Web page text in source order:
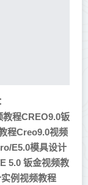
教程CREO9.0钣
程Creo9.0视频
E5.0模具设计
5.0 钣金视频教
例视频教程